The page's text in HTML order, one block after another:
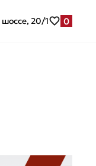
шоссе, 20/1 0